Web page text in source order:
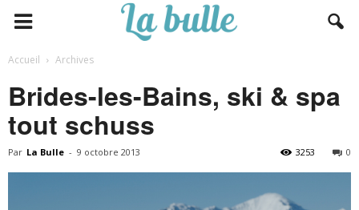
Accueil Archives
Brides-les-Bains, ski & spa
tout schuss
Par La Bulle - 9 octobre 2013 0
3253